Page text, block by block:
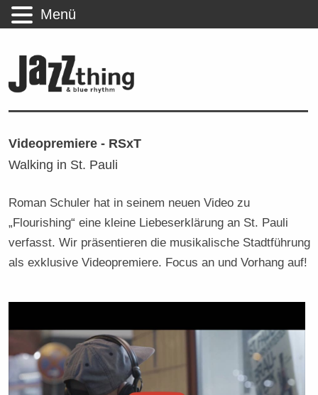
Videopremiere - RSxT
Walking in St. Pauli
Roman Schuler hat in seinem neuen Video zu
„Flourishing“ eine kleine Liebeserklärung an St. Pauli
verfasst. Wir präsentieren die musikalische Stadtführung
als exklusive Videopremiere. Focus an und Vorhang auf!
Menü